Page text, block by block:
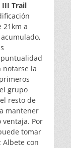
III Trail
21km a
notarse la
grupo
resto de
mantener
Por
tomar
Albete con